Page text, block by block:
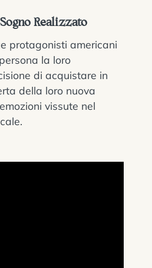
Realizzato
protagonisti americani
la loro
di acquistare in
della loro nuova
vissute nel